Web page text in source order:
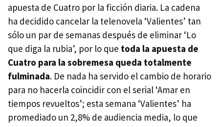
apuesta de Cuatro por la ficción diaria. La cadena
ha decidido cancelar la telenovela ‘Valientes’ tan
sólo un par de semanas después de eliminar ‘Lo
que diga la rubia’, por lo que toda la apuesta de
Cuatro para la sobremesa queda totalmente
fulminada. De nada ha servido el cambio de horario
para no hacerla coincidir con el serial ‘Amar en
tiempos revueltos’; esta semana ‘Valientes’ ha
promediado un 2,8% de audiencia media, lo que